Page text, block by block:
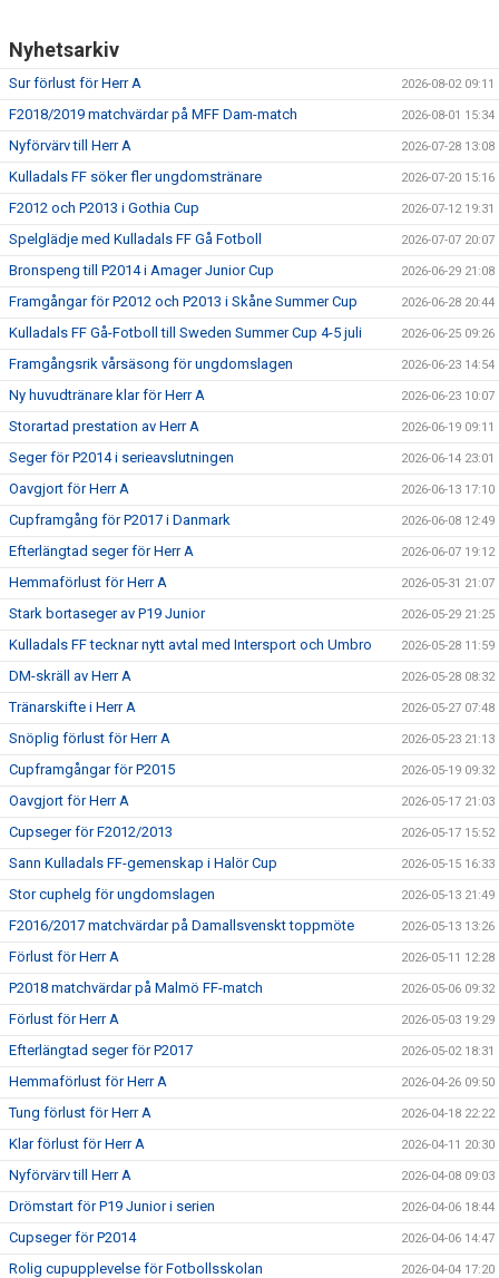
Nyhetsarkiv
Sur förlust för Herr A 2026-08-02 09:11
F2018/2019 matchvärdar på MFF Dam-match 2026-08-01 15:34
Nyförvärv till Herr A 2026-07-28 13:08
Kulladals FF söker fler ungdomstränare 2026-07-20 15:16
F2012 och P2013 i Gothia Cup 2026-07-12 19:31
Spelglädje med Kulladals FF Gå Fotboll 2026-07-07 20:07
Bronspeng till P2014 i Amager Junior Cup 2026-06-29 21:08
Framgångar för P2012 och P2013 i Skåne Summer Cup 2026-06-28 20:44
Kulladals FF Gå-Fotboll till Sweden Summer Cup 4-5 juli 2026-06-25 09:26
Framgångsrik vårsäsong för ungdomslagen 2026-06-23 14:54
Ny huvudtränare klar för Herr A 2026-06-23 10:07
Storartad prestation av Herr A 2026-06-19 09:11
Seger för P2014 i serieavslutningen 2026-06-14 23:01
Oavgjort för Herr A 2026-06-13 17:10
Cupframgång för P2017 i Danmark 2026-06-08 12:49
Efterlängtad seger för Herr A 2026-06-07 19:12
Hemmaförlust för Herr A 2026-05-31 21:07
Stark bortaseger av P19 Junior 2026-05-29 21:25
Kulladals FF tecknar nytt avtal med Intersport och Umbro 2026-05-28 11:59
DM-skräll av Herr A 2026-05-28 08:32
Tränarskifte i Herr A 2026-05-27 07:48
Snöplig förlust för Herr A 2026-05-23 21:13
Cupframgångar för P2015 2026-05-19 09:32
Oavgjort för Herr A 2026-05-17 21:03
Cupseger för F2012/2013 2026-05-17 15:52
Sann Kulladals FF-gemenskap i Halör Cup 2026-05-15 16:33
Stor cuphelg för ungdomslagen 2026-05-13 21:49
F2016/2017 matchvärdar på Damallsvenskt toppmöte 2026-05-13 13:26
Förlust för Herr A 2026-05-11 12:28
P2018 matchvärdar på Malmö FF-match 2026-05-06 09:32
Förlust för Herr A 2026-05-03 19:29
Efterlängtad seger för P2017 2026-05-02 18:31
Hemmaförlust för Herr A 2026-04-26 09:50
Tung förlust för Herr A 2026-04-18 22:22
Klar förlust för Herr A 2026-04-11 20:30
Nyförvärv till Herr A 2026-04-08 09:03
Drömstart för P19 Junior i serien 2026-04-06 18:44
Cupseger för P2014 2026-04-06 14:47
Rolig cupupplevelse för Fotbollsskolan 2026-04-04 17:20